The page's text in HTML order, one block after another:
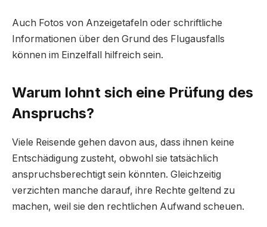
Auch Fotos von Anzeigetafeln oder schriftliche
Informationen über den Grund des Flugausfalls
können im Einzelfall hilfreich sein.
Warum lohnt sich eine Prüfung des
Anspruchs?
Viele Reisende gehen davon aus, dass ihnen keine
Entschädigung zusteht, obwohl sie tatsächlich
anspruchsberechtigt sein könnten. Gleichzeitig
verzichten manche darauf, ihre Rechte geltend zu
machen, weil sie den rechtlichen Aufwand scheuen.